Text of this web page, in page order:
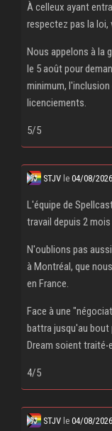
À celleux ayant
respectez pas la loi,
Nous appelons à la
le 5 août pour
minimum, l'inclusion
licenciements.
5/5
STJV le 04/08/
L'équipe de
travail depuis 2
N'oublions pas
à Montréal, que
en France.
Face à une
battra jusqu'au bout
Dream soient
4/5
STJV le 04/08/